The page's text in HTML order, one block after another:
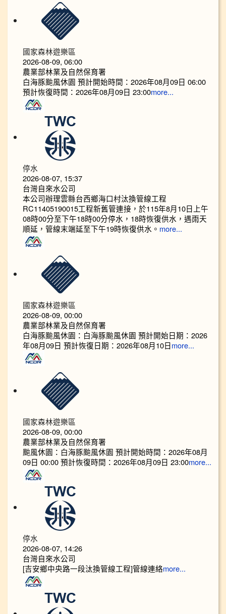
國家森林遊樂區
2026-08-09, 06:00
農業部林業及自然保育署
白海豚颱風休園 預計開始時間：2026年08月09日 06:00
預計恢復時間：2026年08月09日 23:00more...
停水
2026-08-07, 15:37
台灣自來水公司
本公司辦理雲縣台西鄉海口村汰換管線工程
RC11405190015工程新舊管連接，於115年8月10日上午
08時00分至下午18時00分停水，18時恢復供水，遇雨天
順延，管線末端延至下午19時恢復供水。 more...
國家森林遊樂區
2026-08-09, 00:00
農業部林業及自然保育署
白海豚颱風休園：白海豚颱風休園 預計開始日期：2026
年08月09日 預計恢復日期：2026年08月10日 more...
國家森林遊樂區
2026-08-09, 00:00
農業部林業及自然保育署
颱風休園：白海豚颱風休園 預計開始時間：2026年08月
09日 00:00 預計恢復時間：2026年08月09日 23:00more...
停水
2026-08-07, 14:26
台灣自來水公司
[吉安鄉中央路一段汰換管線工程]管線連絡more...